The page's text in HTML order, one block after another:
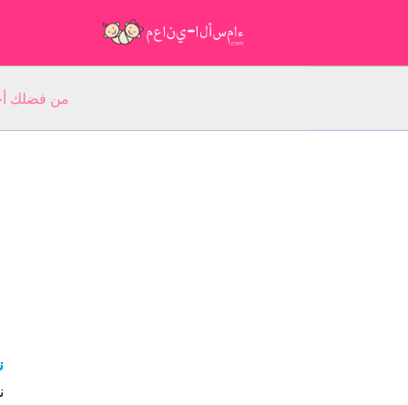
من فضلك أجب عن 5 أسئلة عن